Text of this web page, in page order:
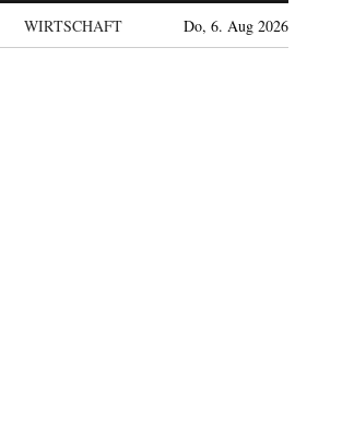
WIRTSCHAFT Do, 6. Aug 2026